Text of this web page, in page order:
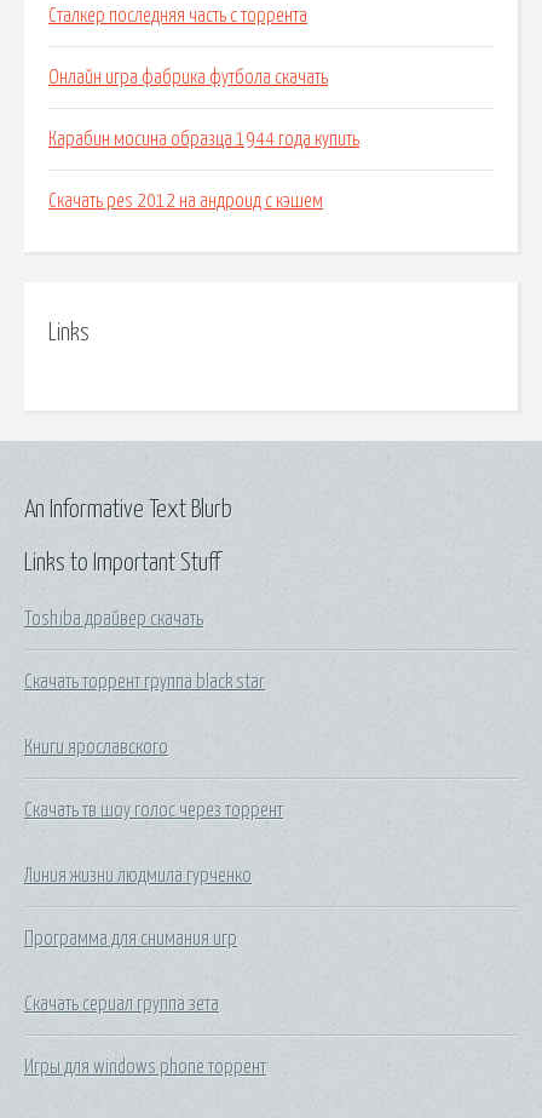
Сталкер последняя часть с торрента
Онлайн игра фабрика футбола скачать
Карабин мосина образца 1944 года купить
Скачать pes 2012 на андроид с кэшем
Links
Links to Important Stuff
Toshiba драйвер скачать
Скачать торрент группа black star
Книги ярославского
Скачать тв шоу голос через торрент
Линия жизни людмила гурченко
Программа для снимания игр
Скачать сериал группа зета
Игры для windows phone торрент
An Informative Text Blurb